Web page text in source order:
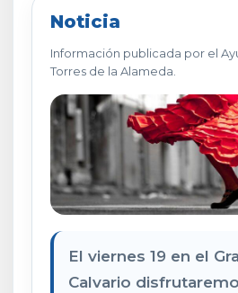
Noticia
Información publicada por el
Torres de la Alameda.
El viernes 19 en el
Calvario